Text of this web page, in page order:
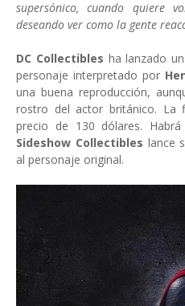
supersónico, cuando quiere
deseando ver como la gente
DC Collectibles ha lanzado
personaje interpretado por
una buena reproducción,
rostro del actor británico. La
precio de 130 dólares.
Sideshow Collectibles lance
al personaje original.